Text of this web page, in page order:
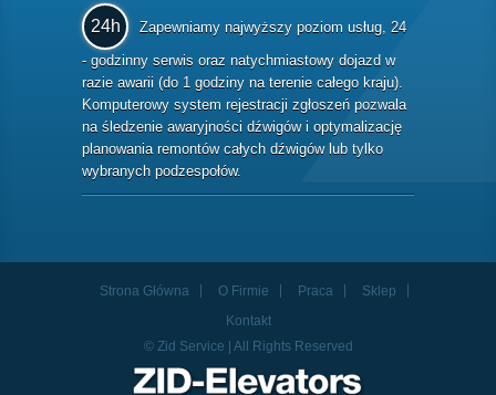
24h
Zapewniamy najwyższy poziom usług, 24
- godzinny serwis oraz natychmiastowy dojazd w
razie awarii (do 1 godziny na terenie całego kraju).
Komputerowy system rejestracji zgłoszeń pozwala
na śledzenie awaryjności dźwigów i optymalizację
planowania remontów całych dźwigów lub tylko
wybranych podzespołów.
Strona Główna O Firmie Praca
Sklep
Kontakt
© Zid Service | All Rights Reserved